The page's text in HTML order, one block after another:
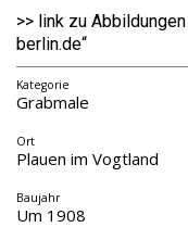
>> link zu
berlin.de“
Kategorie
Grabmale
Ort
Plauen im Vogtland
Baujahr
Um 1908